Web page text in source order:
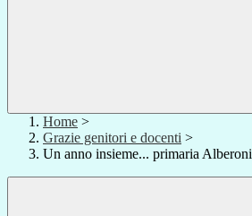
Home >
Grazie genitori e docenti >
Un anno insieme... primaria Alberoni